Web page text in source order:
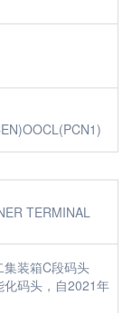
TERMINAL
装箱C段码头
码头，自2021年